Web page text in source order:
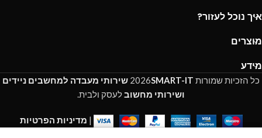
איך נוכל לעזור?
מוצרים
מידע
כל הזכיות שמורות 2026SMART-IT
שירותי מעבדה למחשבים ניידים
ושירותי מחשובלעסק ולבית.
| מדיניות הפרטיות